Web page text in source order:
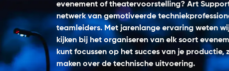
evenement of theatervoorstelling? Art
netwerk van gemotiveerde
teamleiders. Met jarenlange ervaring weten
kijken bij het organiseren van elk soort
kunt focussen op het succes van je productie,
maken over de technische uitvoering.